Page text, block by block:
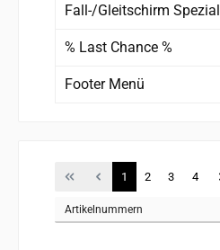
Fall-/Gleitschirm Spezial
% Last Chance %
Footer Menü
Seite
1 Seite
2 Seite
3 Seite
4